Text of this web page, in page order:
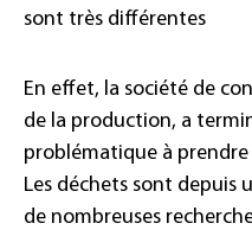
sont très différentes
En effet, la société de
de la production, a
problématique à
Les déchets sont depuis
de nombreuses